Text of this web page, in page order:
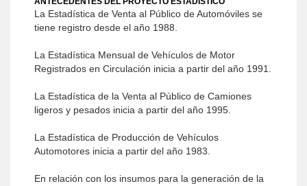
La Estadística de Venta al Público de Automóviles se
tiene registro desde el año 1988.
La Estadística Mensual de Vehículos de Motor
Registrados en Circulación inicia a partir del año 1991.
La Estadística de la Venta al Público de Camiones
ligeros y pesados inicia a partir del año 1995.
La Estadística de Producción de Vehículos
Automotores inicia a partir del año 1983.
En relación con los insumos para la generación de la